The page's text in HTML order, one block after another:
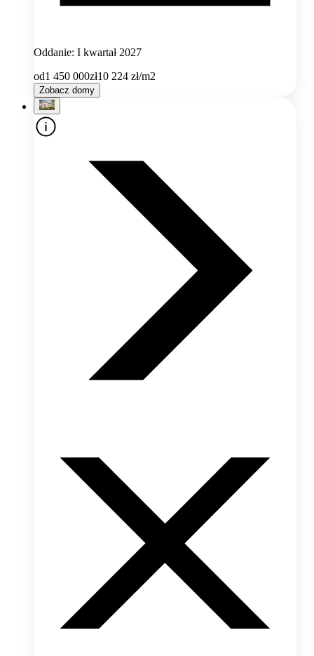
Oddanie: I kwartał 2027
od1 450 000zł10 224 zł/m2
Zobacz domy